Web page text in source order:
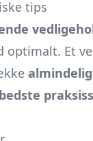
tips
optimalt. Et
bedste